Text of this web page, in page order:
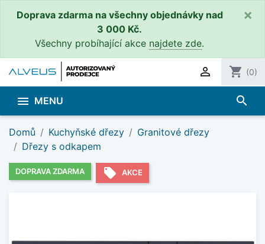
Doprava zdarma na všechny objednávky nad
3 000 Kč.
Všechny probíhající akce najdete zde.
×
 shopping_cart (0)
 MENU search
Domů Kuchyňské dřezy
Granitové dřezy
Dřezy s odkapem
DOPRAVA ZDARMA local_offer AKCE